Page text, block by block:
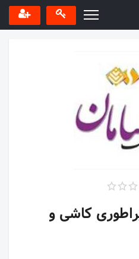
کاشی و